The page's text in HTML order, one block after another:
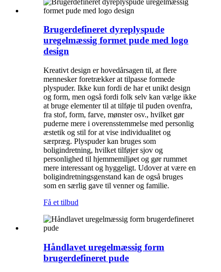
Brugerdefineret dyreplyspude
uregelmæssig formet pude med logo
design
Kreativt design er hovedårsagen til, at flere
mennesker foretrækker at tilpasse formede
plyspuder. Ikke kun fordi de har et unikt design
og form, men også fordi folk selv kan vælge ikke
at bruge elementer til at tilføje til puden ovenfra,
fra stof, form, farve, mønster osv., hvilket gør
puderne mere i overensstemmelse med personlig
æstetik og stil for at vise individualitet og
særpræg. Plyspuder kan bruges som
boligindretning, hvilket tilføjer sjov og
personlighed til hjemmemiljøet og gør rummet
mere interessant og hyggeligt. Udover at være en
boligindretningsgenstand kan de også bruges
som en særlig gave til venner og familie.
Få et tilbud
Håndlavet uregelmæssig form
brugerdefineret pude